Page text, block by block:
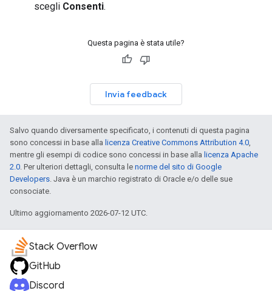
scegli Consenti.
Questa pagina è stata utile?
Invia feedback
Salvo quando diversamente specificato, i contenuti di questa pagina
sono concessi in base alla licenza Creative Commons Attribution 4.0,
mentre gli esempi di codice sono concessi in base alla licenza Apache
2.0. Per ulteriori dettagli, consulta le norme del sito di Google
Developers. Java è un marchio registrato di Oracle e/o delle sue
consociate.
Ultimo aggiornamento 2026-07-12 UTC.
Stack Overflow
GitHub
Discord